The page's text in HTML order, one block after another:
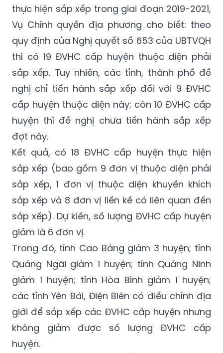
thực hiện sắp xếp trong giai đoạn 2019-2021,
Vụ Chính quyền địa phương cho biết: theo
quy định của Nghị quyết số 653 của UBTVQH
thì có 19 ĐVHC cấp huyện thuộc diện phải
sắp xếp. Tuy nhiên, các tỉnh, thành phố đề
nghị chỉ tiến hành sắp xếp đối với 9 ĐVHC
cấp huyện thuộc diện này; còn 10 ĐVHC cấp
huyện thì đề nghị chưa tiến hành sắp xếp
đợt này.
Kết quả, có 18 ĐVHC cấp huyện thực hiện
sắp xếp (bao gồm 9 đơn vị thuộc diện phải
sắp xếp, 1 đơn vị thuộc diện khuyến khích
sắp xếp và 8 đơn vị liền kề có liên quan đến
sắp xếp). Dự kiến, số lượng ĐVHC cấp huyện
giảm là 6 đơn vị.
Trong đó, tỉnh Cao Bằng giảm 3 huyện; tỉnh
Quảng Ngãi giảm 1 huyện; tỉnh Quảng Ninh
giảm 1 huyện; tỉnh Hòa Bình giảm 1 huyện;
các tỉnh Yên Bái, Điện Biên có điều chỉnh địa
giới để sắp xếp các ĐVHC cấp huyện nhưng
không giảm được số lượng ĐVHC cấp
huyện.